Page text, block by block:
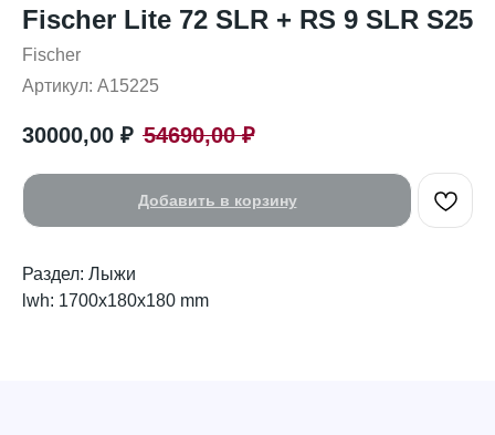
Fischer Lite 72 SLR + RS 9 SLR S25
Fischer
Артикул: A15225
30000,00 ₽ 54690,00 ₽
Добавить в корзину
Раздел: Лыжи
lwh: 1700x180x180 mm